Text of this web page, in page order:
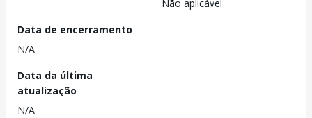
Não aplicável
Data de encerramento
N/A
Data da última
atualização
N/A